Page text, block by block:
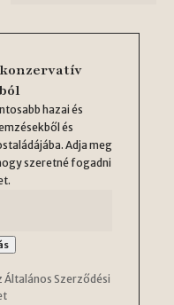
hazai és
és
Adja meg
szeretné fogadni
Szerződési